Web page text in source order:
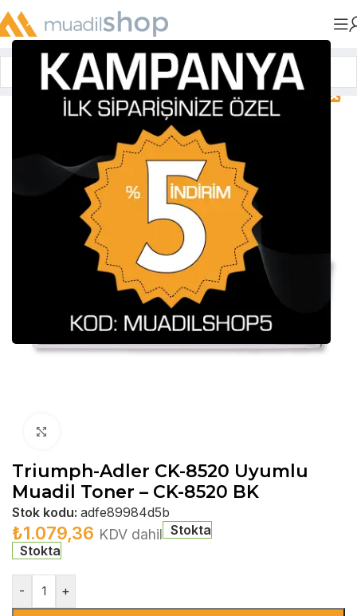
Anasayfa»Muadil Tonerler
Triumph-Adler CK-8520 Uyumlu
Muadil Toner – CK-8520 BK
Stok kodu: adfe89984d5b
₺1.079,36 KDV dahil Stokta
Stokta
- +